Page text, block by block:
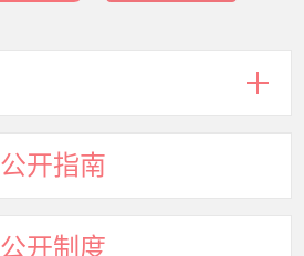
公开指南
公开制度